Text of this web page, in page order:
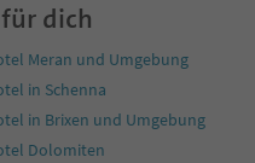
dich
Meran und Umgebung
in Schenna
in Brixen und Umgebung
Dolomiten